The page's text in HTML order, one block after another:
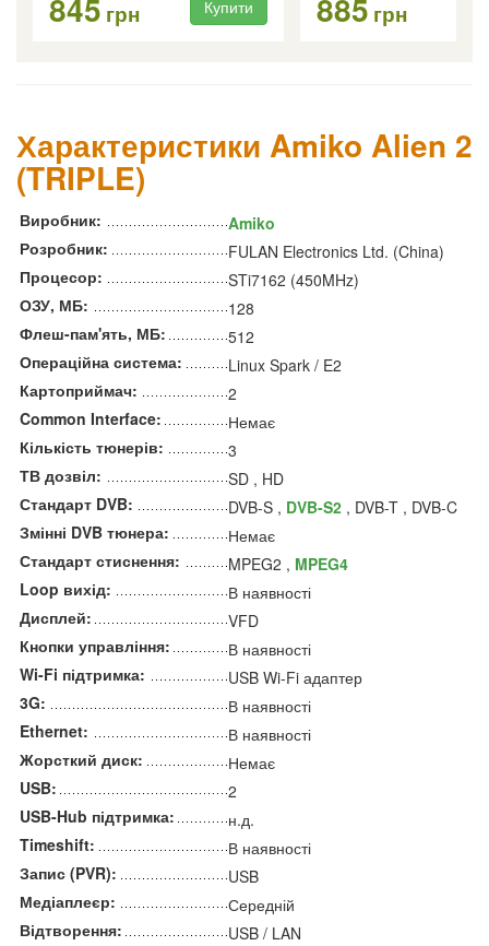
845 грн Купити 885 грн
Характеристики Amiko Alien 2
(TRIPLE)
Виробник:
Amiko
Розробник:
FULAN Electronics Ltd. (China)
Процесор:
STi7162 (450MHz)
ОЗУ, МБ:
128
Флеш-пам'ять, МБ:
512
Операційна система:
Linux Spark / E2
Картоприймач:
2
Common Interface:
Немає
Кількість тюнерів:
3
ТВ дозвіл:
SD , HD
Стандарт DVB:
DVB-S , DVB-S2 , DVB-T , DVB-C
Змінні DVB тюнера:
Немає
Стандарт стиснення:
MPEG2 , MPEG4
Loop вихід:
В наявності
Дисплей:
VFD
Кнопки управління:
В наявності
Wi-Fi підтримка:
USB Wi-Fi адаптер
3G:
В наявності
Ethernet:
В наявності
Жорсткий диск:
Немає
USB:
2
USB-Hub підтримка:
н.д.
Timeshift:
В наявності
Запис (PVR):
USB
Медіаплеєр:
Середній
Відтворення:
USB / LAN